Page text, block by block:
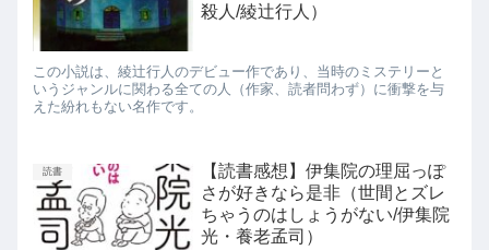
殺人/綾辻行人）
この小説は、綾辻行人のデビュー作であり、当時のミステリーと
いうジャンルに関わる全ての人（作家、読者問わず）に衝撃を与
えた紛れもない名作です。
読書
【読書感想】伊集院の理屈っぽ
さが好きなら是非（世間とズレ
ちゃうのはしょうがない/伊集院
光・養老孟司）